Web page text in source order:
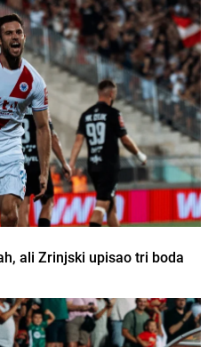
ali Zrinjski upisao tri boda